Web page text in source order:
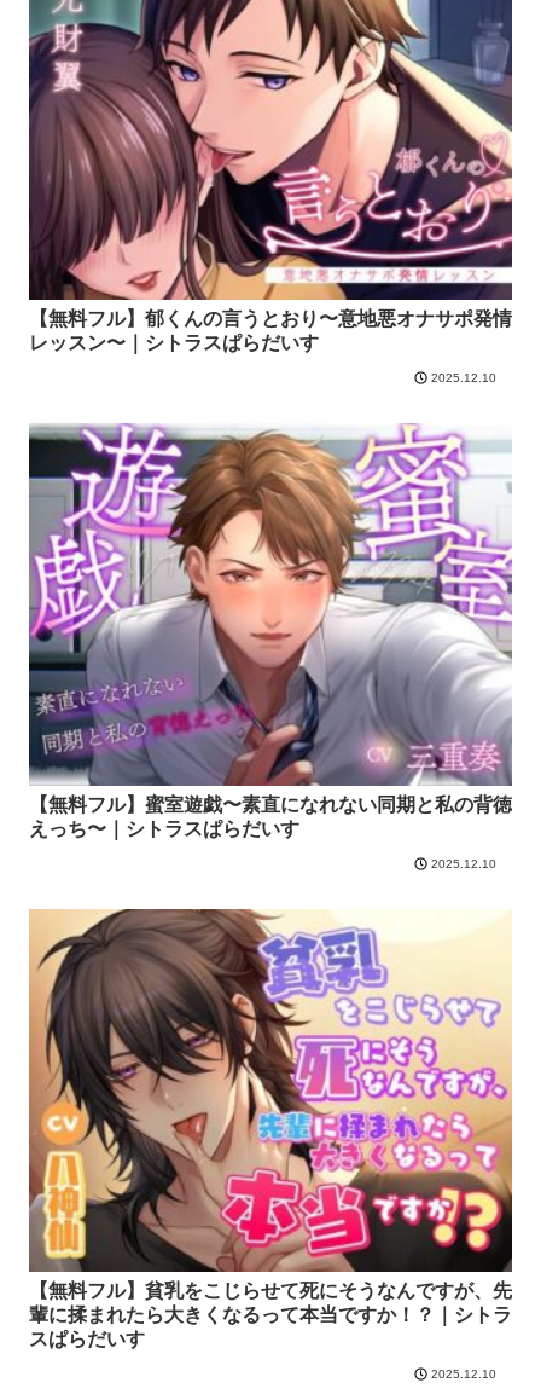
【無料フル】郁くんの言うとおり〜意地悪オナサポ発情
レッスン〜｜シトラスぱらだいす
2025.12.10
【無料フル】蜜室遊戯〜素直になれない同期と私の背徳
えっち〜｜シトラスぱらだいす
2025.12.10
【無料フル】貧乳をこじらせて死にそうなんですが、先
輩に揉まれたら大きくなるって本当ですか！？｜シトラ
スぱらだいす
2025.12.10